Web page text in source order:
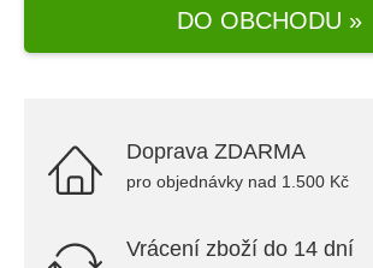
DO OBCHODU »
Doprava ZDARMA
pro objednávky nad 1.500 Kč
Vrácení zboží do 14 dní